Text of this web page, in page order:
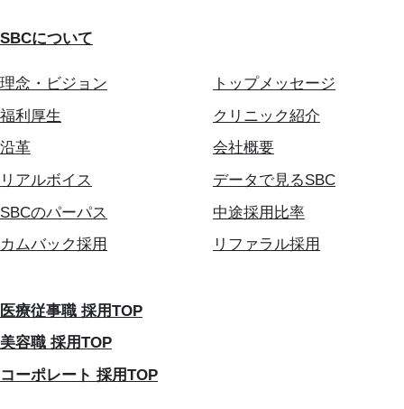
SBCについて
理念・ビジョン
トップメッセージ
福利厚生
クリニック紹介
沿革
会社概要
リアルボイス
データで見るSBC
SBCのパーパス
中途採用比率
カムバック採用
リファラル採用
医療従事職 採用TOP
美容職 採用TOP
コーポレート 採用TOP